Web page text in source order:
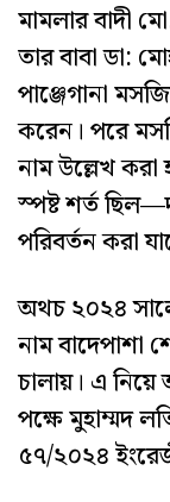
মামলার বাদী
তার বাবা ডা:
পাঞ্জেগানা
করেন। পরে
নাম উল্লেখ
স্পষ্ট শর্ত
পরিবর্তন করা
অথচ ২০২৪
নাম বাদেপাশা
চালায়। এ
পক্ষে মুহাম্মদ
৫৭/২০২৪